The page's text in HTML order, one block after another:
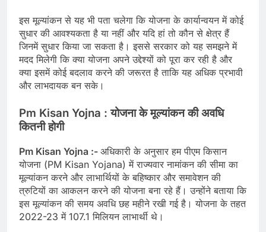
इस मूल्यांकन से यह भी पता चलेगा कि योजना के कार्यान्वयन में कोई
सुधार की आवश्यकता है या नहीं और यदि हां तो कौन से क्षेत्र हैं
जिनमें सुधार किया जा सकता है। इससे सरकार को यह समझने में
मदद मिलेगी कि क्या योजना अपने उद्देश्यों को पूरा कर रही है और
क्या इसमें कोई बदलाव करने की जरूरत है ताकि यह अधिक प्रभावी
और लाभदायक बन सके।
Pm Kisan Yojna :योजना के मूल्यांकन की अवधि
कितनी होगी
Pm Kisan Yojna :- अधिकारी के अनुसार हम पीएम किसान
योजना (PM Kisan Yojana) में राज्यवार नामांकन की सीमा का
मूल्यांकन करने और लाभार्थियों के बहिष्कार और समावेशन की
त्रुटियों का आकलन करने की योजना बना रहे हैं। उन्होंने बताया कि
इस मूल्यांकन की समय अवधि छह महीने रखी गई है। योजना के तहत
2022-23 में 107.1 मिलियन लाभार्थी थे।